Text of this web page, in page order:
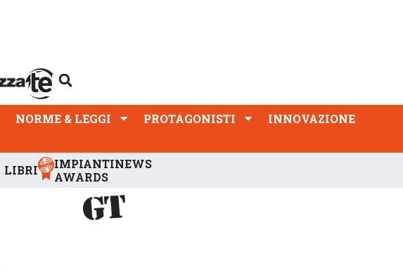
NORME & LEGGI PROTAGONISTI
INNOVAZIONE
LIBRI
IMPIANTINEWS
AWARDS